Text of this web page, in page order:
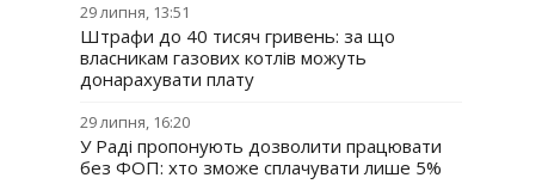
29 липня, 13:51
Штрафи до 40 тисяч гривень: за що
власникам газових котлів можуть
донарахувати плату
29 липня, 16:20
У Раді пропонують дозволити працювати
без ФОП: хто зможе сплачувати лише 5%